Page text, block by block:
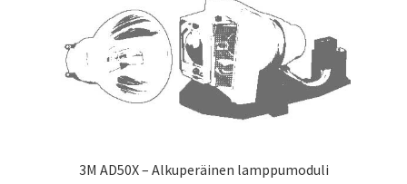
3M AD50X – Alkuperäinen lamppumoduli